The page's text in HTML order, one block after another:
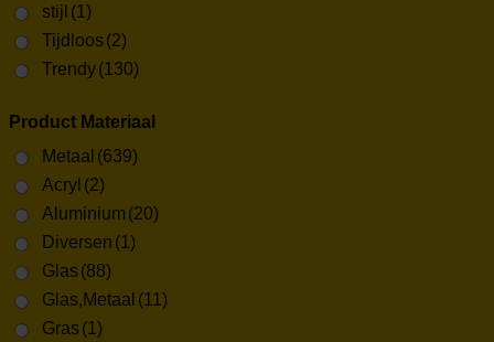
stijl (1)
Tijdloos (2)
Trendy(130)
Product Materiaal
Metaal (639)
Acryl (2)
Aluminium (20)
Diversen (1)
Glas (88)
Glas,Metaal (11)
Gras (1)